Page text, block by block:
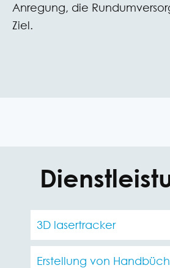
Anregung, die
Ziel.
3D lasertracker
Erstellung von